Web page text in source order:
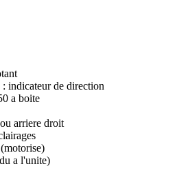
indicateur de direction
a boite
arriere droit
a l'unite)